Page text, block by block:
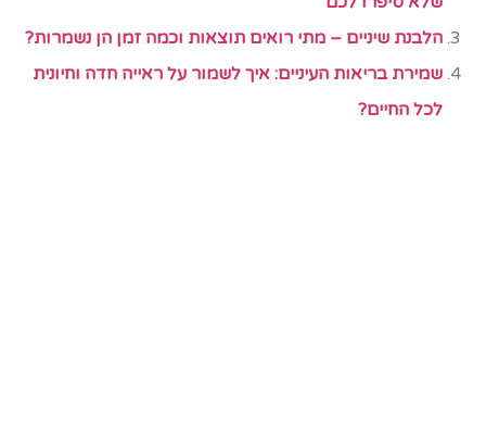
הלבנת שיניים – מתי רואים תוצאות וכמה זמן הן נשמרות?
שמירת בריאות העיניים: איך לשמור על ראייה חדה וחיונית
לכל החיים?